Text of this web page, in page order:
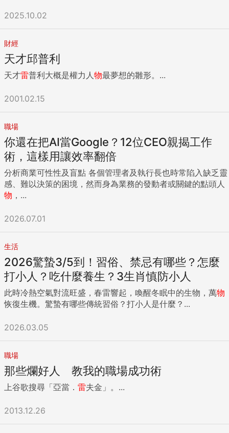
則是如果不計較款式，它是比較容易免費拿得到，而如果是要
付錢的，那自然是對款式比較有要求，而這類要求是很個人化
的，從交換禮物中得到的桌曆與記事本，就往往未必合個人喜
好。 我曾交換到的一個桌曆是一個立體摺紙擺設，非常好看也
很有心思。只是每到月底要換月份的時候，要先把它拆開來，
換一個摺法才會顯示下一個月的月份卡，問題是在辦公室忙成
還停留在2月，原封不動。 （三）需要再行加工的半成品／植
事交換到一個零錢包，當中那個真皮錢包的外型已經裁好，但
還沒有縫上，它的包裝內附有針線，需要自己先縫上才可以
用。老實說，大部分人都會期望一些可以一開即用的現成品當
禮物，要自己加工的半成品可能真的沒那麼興奮，好像是收到
一份功課多於禮物，尤其那些加工不是自己擅長的項目。 我曾
交換到一個類似「草頭寶寶」的東西，它下面是個卡通動物頭
的玻璃擺設，內有化學泥土，說明書講每星期澆一下水，那些
覺得應該很簡單，只是做這些東西也是要講天份的，最終的情
況是本應種出盆栽，我卻種出了一頭「梅菜」。最糟糕是送出
的同事每天上班都會經過我的座位，當我想到他一經過就會看
到我的「傑作」，就會很驚心，最後我是要把它轉給對園藝有
心得的同事，讓它活得下來。 草頭寶寶盆栽來源：國立中興大
學檔案應用專區 （四）有聖誕氣氛的擺設 以有聖誕氣氛的東
西作交換禮物，就算東西再好，也會被誤會是缺乏誠意之選，
像因為沒時間、忽忙之下急就章的選擇，受贈人收到後興奮度
固然先打折扣，而且這些東西只適合留在聖誕年末這個時空，
也只會用最多1星期。如果加上是擺設類的物品，更是地雷中地
雷，現代人最缺乏的是時間與空間，最不缺的是身外物，收到
這類沒太多實用性的物品就得找地方安置，並需不時清潔打
理，想起都覺累。我就收過內有雪人的水晶球紙鎮，當雪人、
水晶球、紙鎮三樣事情加在一起，就是有種讓人覺得辦公桌上
空間無端被佔的不快。 （五）任何大件物品在辦公室交換禮
便，在辦公室開完派對當晚，大家都可能有餘興節目或約會，
2025.10.02
財經
天才邱普利
天才雷普利大概是權力人 物最夢想的雛形。...
2001.02.15
職場
你還在把AI當Google？12位CEO親揭工作
術，這樣用讓效率翻倍
分析商業可性性及盲點 各個管理者及執行長也時常陷入缺乏靈
感、難以決策的困境，然而身為業務的發動者或關鍵的點頭人
物 ，...
2026.07.01
生活
2026驚蟄3/5到！習俗、禁忌有哪些？怎麼
打小人？吃什麼養生？3生肖慎防小人
此時冷熱空氣對流旺盛，春雷響起，喚醒冬眠中的生物，萬物
恢復生機。驚蟄有哪些傳統習俗？打小人是什麼？...
2026.03.05
職場
那些爛好人 教我的職場成功術
上谷歌搜尋「亞當． 雷夫金」。...
2013.12.26